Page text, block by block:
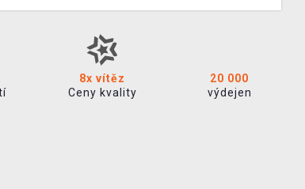
8x vítěz
Ceny kvality
20 000
výdejen